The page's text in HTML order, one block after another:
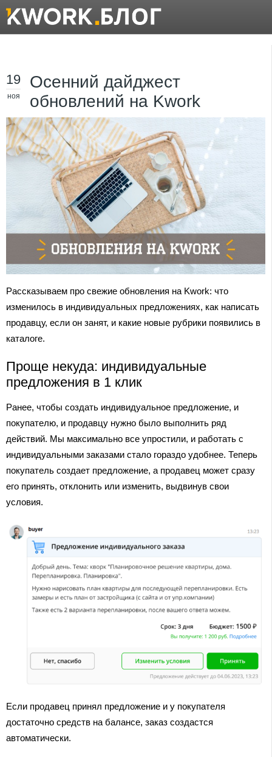
19
ноя
Осенний дайджест
обновлений на Kwork
Рассказываем про свежие обновления на Kwork: что
изменилось в индивидуальных предложениях, как написать
продавцу, если он занят, и какие новые рубрики появились в
каталоге.
Проще некуда: индивидуальные
предложения в 1 клик
Ранее, чтобы создать индивидуальное предложение, и
покупателю, и продавцу нужно было выполнить ряд
действий. Мы максимально все упростили, и работать с
индивидуальными заказами стало гораздо удобнее. Теперь
покупатель создает предложение, а продавец может сразу
его принять, отклонить или изменить, выдвинув свои
условия.
Если продавец принял предложение и у покупателя
достаточно средств на балансе, заказ создастся
автоматически.